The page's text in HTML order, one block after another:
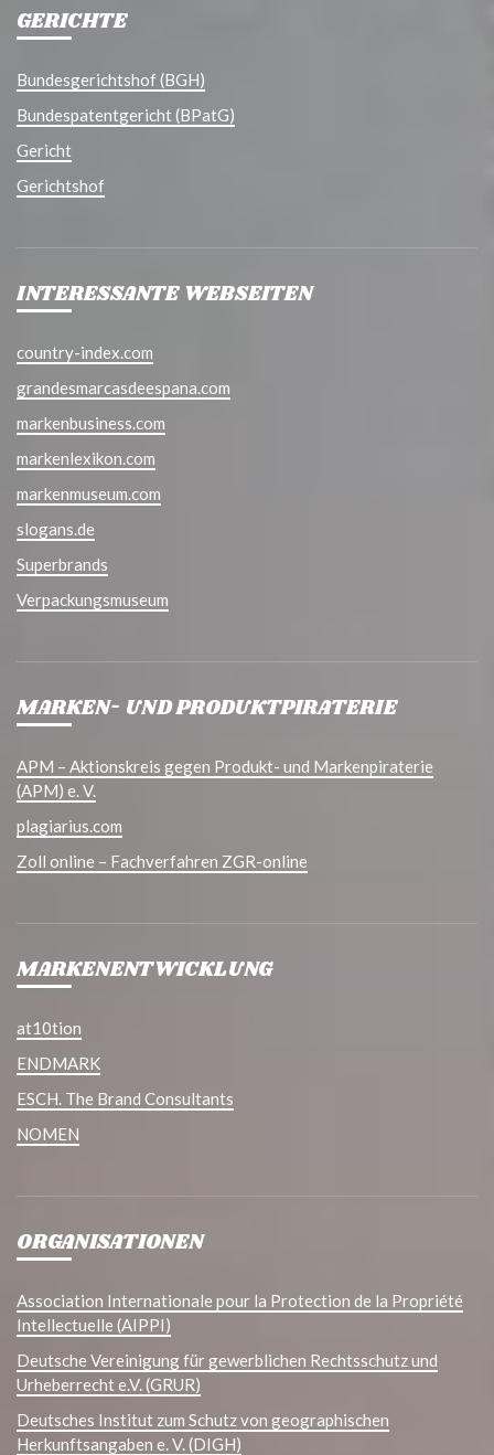
GERICHTE
Bundesgerichtshof (BGH)
Bundespatentgericht (BPatG)
Gericht
Gerichtshof
INTERESSANTE WEBSEITEN
country-index.com
grandesmarcasdeespana.com
markenbusiness.com
markenlexikon.com
markenmuseum.com
slogans.de
Superbrands
Verpackungsmuseum
MARKEN- UND PRODUKTPIRATERIE
APM – Aktionskreis gegen Produkt- und Markenpiraterie
(APM) e. V.
plagiarius.com
Zoll online – Fachverfahren ZGR-online
MARKENENTWICKLUNG
at10tion
ENDMARK
ESCH. The Brand Consultants
NOMEN
ORGANISATIONEN
Association Internationale pour la Protection de la Propriété
Intellectuelle (AIPPI)
Deutsche Vereinigung für gewerblichen Rechtsschutz und
Urheberrecht e.V. (GRUR)
Deutsches Institut zum Schutz von geographischen
Herkunftsangaben e. V. (DIGH)